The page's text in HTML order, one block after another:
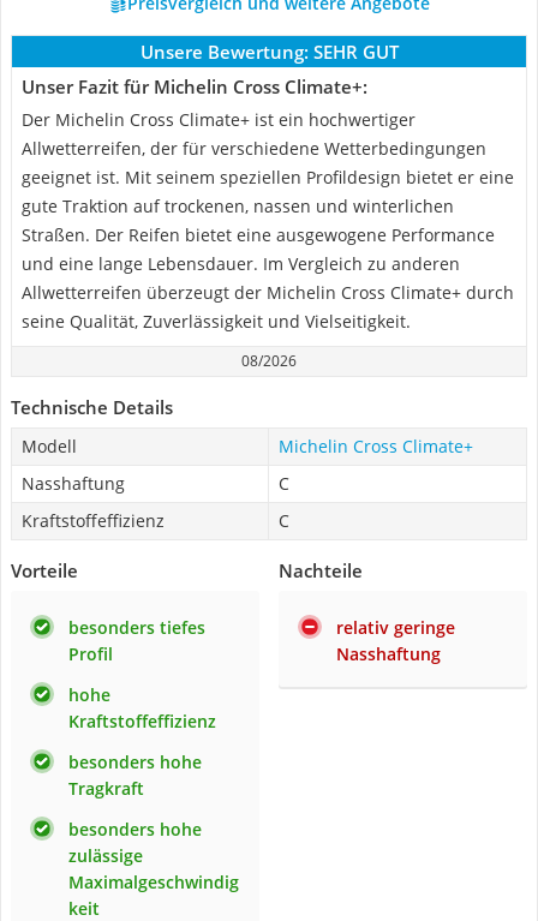
Unsere Bewertung: SEHR GUT
Unser Fazit für Michelin Cross Climate+:
Der Michelin Cross Climate+ ist ein hochwertiger
Allwetterreifen, der für verschiedene Wetterbedingungen
geeignet ist. Mit seinem speziellen Profildesign bietet er eine
gute Traktion auf trockenen, nassen und winterlichen
Straßen. Der Reifen bietet eine ausgewogene Performance
und eine lange Lebensdauer. Im Vergleich zu anderen
Allwetterreifen überzeugt der Michelin Cross Climate+ durch
seine Qualität, Zuverlässigkeit und Vielseitigkeit.
08/2026
Technische Details
Modell
Michelin Cross Climate+
Nasshaftung
C
Kraftstoffeffizienz
C
Vorteile
besonders tiefes
Profil
hohe
Kraftstoffeffizienz
besonders hohe
Tragkraft
besonders hohe
zulässige
Maximalgeschwindig
keit
Nachteile
relativ geringe
Nasshaftung